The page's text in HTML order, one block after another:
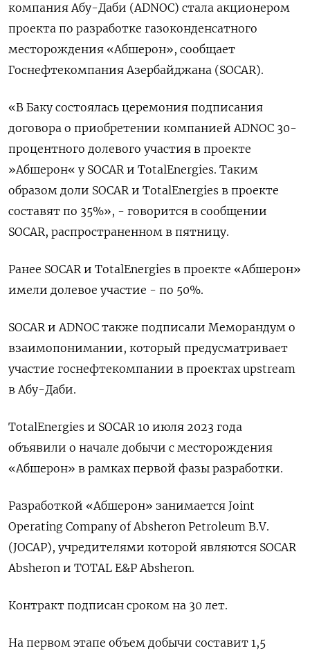
компания Абу-Даби (ADNOC) стала акционером
проекта по разработке газоконденсатного
месторождения «Абшерон», сообщает
Госнефтекомпания Азербайджана (SOCAR).
«В Баку состоялась церемония подписания
договора о приобретении компанией ADNOC 30-
процентного долевого участия в проекте
»Абшерон« у SOCAR и TotalEnergies. Таким
образом доли SOCAR и TotalEnergies в проекте
составят по 35%», - говорится в сообщении
SOCAR, распространенном в пятницу.
Ранее SOCAR и TotalEnergies в проекте «Абшерон»
имели долевое участие - по 50%.
SOCAR и ADNOC также подписали Меморандум о
взаимопонимании, который предусматривает
участие госнефтекомпании в проектах upstream
в Абу-Даби.
TotalEnergies и SOCAR 10 июля 2023 года
объявили о начале добычи с месторождения
«Абшерон» в рамках первой фазы разработки.
Разработкой «Абшерон» занимается Joint
Operating Company of Absheron Petroleum B.V.
(JOCAP), учредителями которой являются SOCAR
Absheron и TOTAL E&P Absheron.
Контракт подписан сроком на 30 лет.
На первом этапе объем добычи составит 1,5